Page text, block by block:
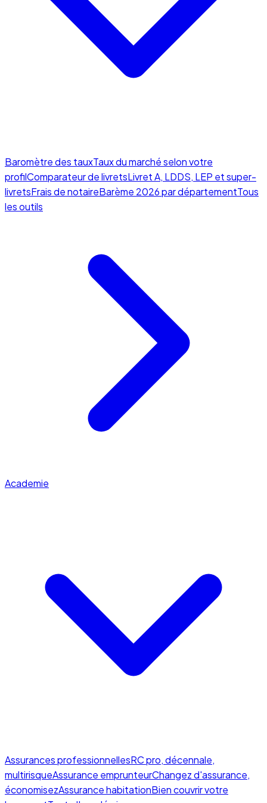
Baromètre des tauxTaux du marché selon votre
profilComparateur de livretsLivret A, LDDS, LEP et super-
livretsFrais de notaireBarème 2026 par départementTous
les outils
Academie
Assurances professionnellesRC pro, décennale,
multirisqueAssurance emprunteurChangez d'assurance,
économisezAssurance habitationBien couvrir votre